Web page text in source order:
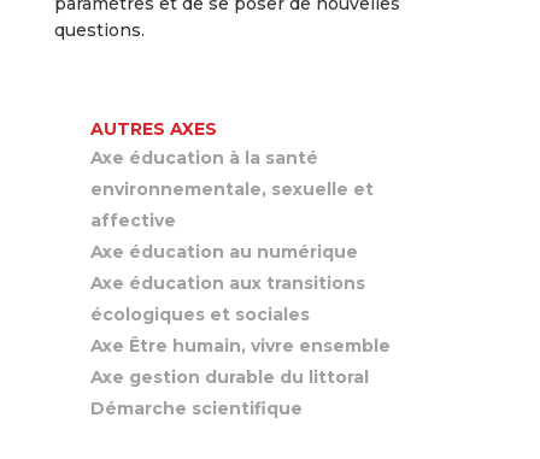
questions.
AUTRES AXES
Axe éducation à la santé
environnementale, sexuelle et
affective
Axe éducation au numérique
Axe éducation aux transitions
écologiques et sociales
Axe Être humain, vivre ensemble
Axe gestion durable du littoral
Démarche scientifique